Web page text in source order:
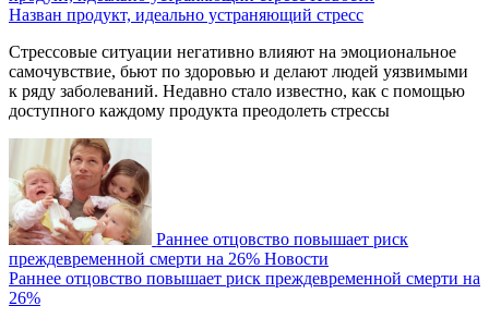
Назван продукт, идеально устраняющий стресс
Стрессовые ситуации негативно влияют на эмоциональное
самочувствие, бьют по здоровью и делают людей уязвимыми
к ряду заболеваний. Недавно стало известно, как с помощью
доступного каждому продукта преодолеть стрессы
Раннее отцовство повышает риск
преждевременной смерти на 26% Новости
Раннее отцовство повышает риск преждевременной смерти на
26%